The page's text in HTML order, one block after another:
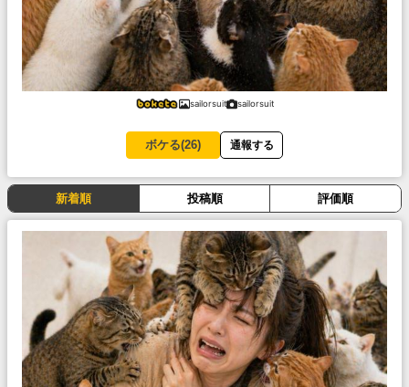
sailorsuit sailorsuit
ボケる(26) 通報する
新着順 投稿順 評価順